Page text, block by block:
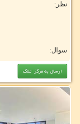
نظر:
سوال: